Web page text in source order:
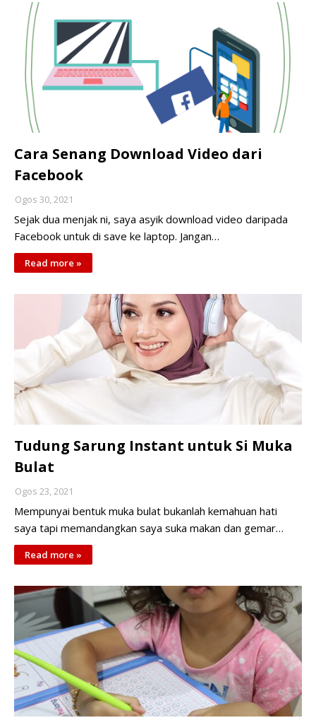
Cara Senang Download Video dari
Facebook
Ogos 30, 2021
Sejak dua menjak ni, saya asyik download video daripada
Facebook untuk di save ke laptop. Jangan…
Read more »
Tudung Sarung Instant untuk Si Muka
Bulat
Ogos 23, 2021
Mempunyai bentuk muka bulat bukanlah kemahuan hati
saya tapi memandangkan saya suka makan dan gemar…
Read more »